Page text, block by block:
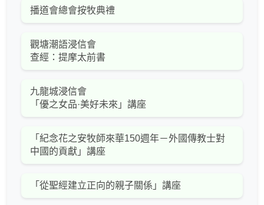
播道會總會按牧典禮
觀塘潮語浸信會
查經：提摩太前書
九龍城浸信會
「優之女品·美好未來」講座
「紀念花之安牧師來華150週年－外國傳教士對
中國的貢獻」講座
「從聖經建立正向的親子關係」講座